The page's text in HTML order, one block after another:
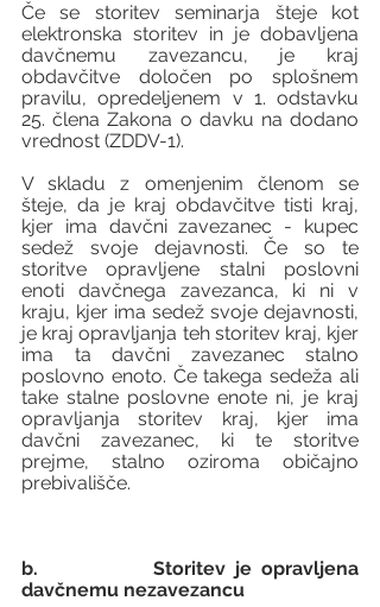
Če se storitev seminarja šteje kot
elektronska storitev in je dobavljena
davčnemu zavezancu, je kraj
obdavčitve določen po splošnem
pravilu, opredeljenem v 1. odstavku
25. člena Zakona o davku na dodano
vrednost (ZDDV-1).
V skladu z omenjenim členom se
šteje, da je kraj obdavčitve tisti kraj,
kjer ima davčni zavezanec - kupec
sedež svoje dejavnosti. Če so te
storitve opravljene stalni poslovni
enoti davčnega zavezanca, ki ni v
kraju, kjer ima sedež svoje dejavnosti,
je kraj opravljanja teh storitev kraj, kjer
ima ta davčni zavezanec stalno
poslovno enoto. Če takega sedeža ali
take stalne poslovne enote ni, je kraj
opravljanja storitev kraj, kjer ima
davčni zavezanec, ki te storitve
prejme, stalno oziroma običajno
prebivališče.
b.            Storitev je opravljena
davčnemu nezavezancu